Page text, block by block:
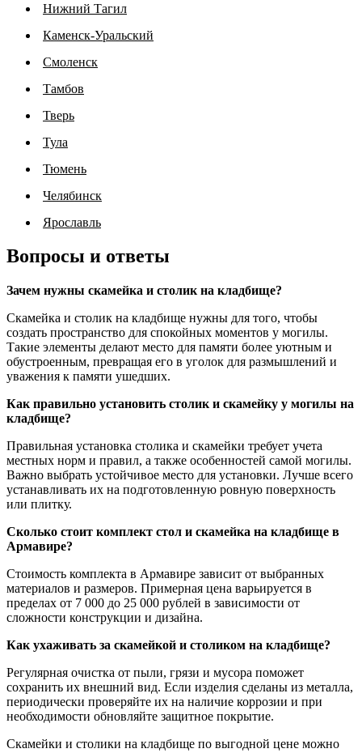
Нижний Тагил
Каменск-Уральский
Смоленск
Тамбов
Тверь
Тула
Тюмень
Челябинск
Ярославль
Вопросы и ответы
Зачем нужны скамейка и столик на кладбище?
Скамейка и столик на кладбище нужны для того, чтобы
создать пространство для спокойных моментов у могилы.
Такие элементы делают место для памяти более уютным и
обустроенным, превращая его в уголок для размышлений и
уважения к памяти ушедших.
Как правильно установить столик и скамейку у могилы на
кладбище?
Правильная установка столика и скамейки требует учета
местных норм и правил, а также особенностей самой могилы.
Важно выбрать устойчивое место для установки. Лучше всего
устанавливать их на подготовленную ровную поверхность
или плитку.
Сколько стоит комплект стол и скамейка на кладбище в
Армавире?
Стоимость комплекта в Армавире зависит от выбранных
материалов и размеров. Примерная цена варьируется в
пределах от 7 000 до 25 000 рублей в зависимости от
сложности конструкции и дизайна.
Как ухаживать за скамейкой и столиком на кладбище?
Регулярная очистка от пыли, грязи и мусора поможет
сохранить их внешний вид. Если изделия сделаны из металла,
периодически проверяйте их на наличие коррозии и при
необходимости обновляйте защитное покрытие.
Скамейки и столики на кладбище по выгодной цене можно